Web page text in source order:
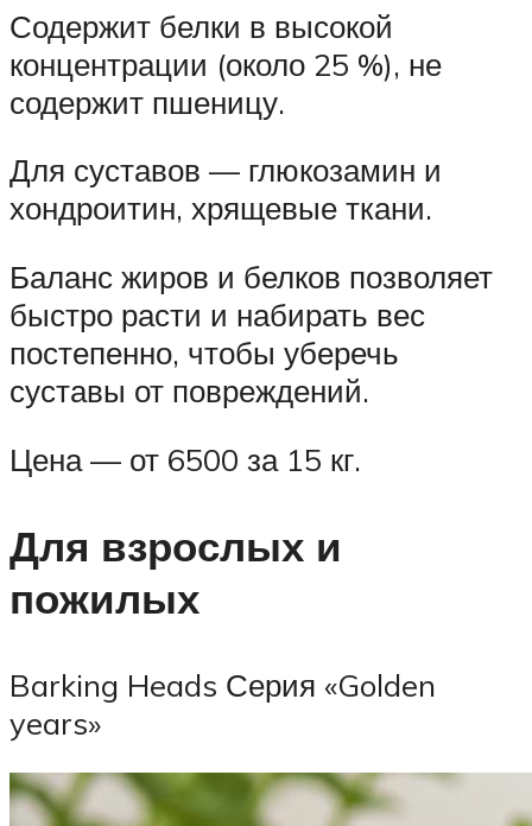
Содержит белки в высокой
концентрации (около 25 %), не
содержит пшеницу.
Для суставов — глюкозамин и
хондроитин, хрящевые ткани.
Баланс жиров и белков позволяет
быстро расти и набирать вес
постепенно, чтобы уберечь
суставы от повреждений.
Цена — от 6500 за 15 кг.
Для взрослых и
пожилых
Barking Heads Серия «Golden
years»